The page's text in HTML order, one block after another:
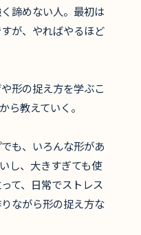
諦めない人。最初は
が、やればやるほど
形の捉え方を学ぶこ
ら教えていく。
も、いろんな形があ
し、大きすぎても使
て、日常でストレス
ながら形の捉え方な